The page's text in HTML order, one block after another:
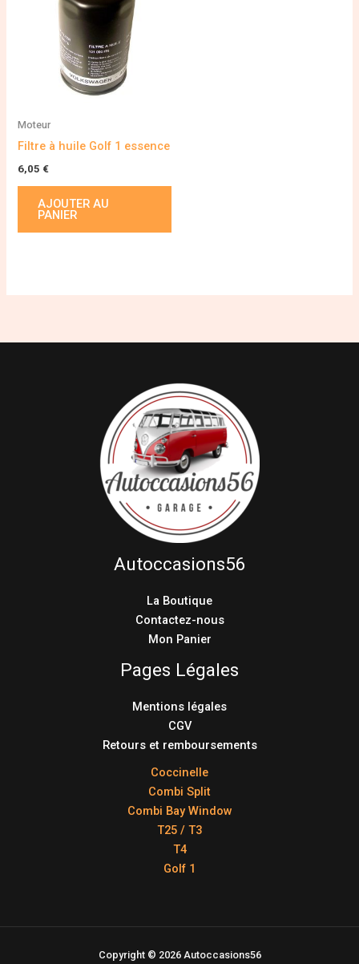
Moteur
Filtre à huile Golf 1 essence
6,05 €
AJOUTER AU
PANIER
Autoccasions56
La Boutique
Contactez-nous
Mon Panier
Pages Légales
Mentions légales
CGV
Retours et remboursements
Coccinelle
Combi Split
Combi Bay Window
T25 / T3
T4
Golf 1
Copyright © 2026 Autoccasions56